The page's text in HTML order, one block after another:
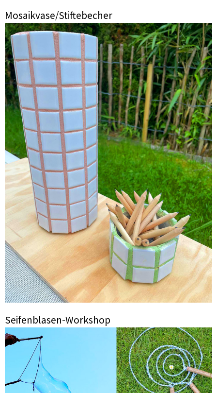
Mosaikvase/Stiftebecher
Seifenblasen-Workshop